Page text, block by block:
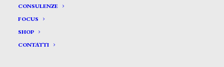
CONSULENZE
FOCUS
SHOP
CONTATTI
Torrini Ettore